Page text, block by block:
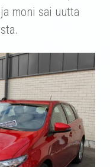
moni sai uutta